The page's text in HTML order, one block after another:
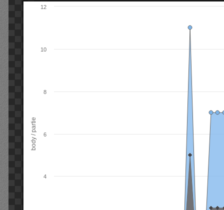
body / partie
4
6
8
10
12